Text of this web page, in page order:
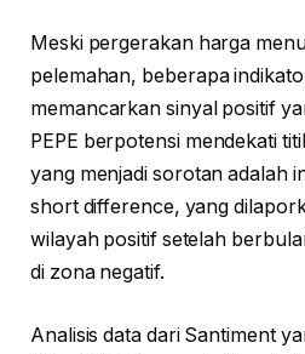
Meski pergerakan harga
pelemahan, beberapa
memancarkan sinyal positif
PEPE berpotensi mendekati
yang menjadi sorotan adalah
short difference, yang
wilayah positif setelah
di zona negatif.
Analisis data dari Santiment